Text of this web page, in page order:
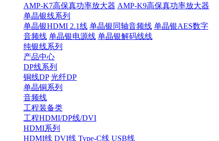
AMP-K7高保真功率放大器 AMP-K9高保真功率放大器
单晶银线系列
单晶银HDMI 2.1线 单晶银同轴音频线 单晶银AES数字
音频线 单晶银电源线 单晶银解码线线
纯银线系列
产品中心
DP线系列
铜线DP 光纤DP
单晶铜系列
音频线
工程装备类
工程HDMI/DP线/DVI
HDMI系列
HDMI线 DVI线 Type-C线 USB线